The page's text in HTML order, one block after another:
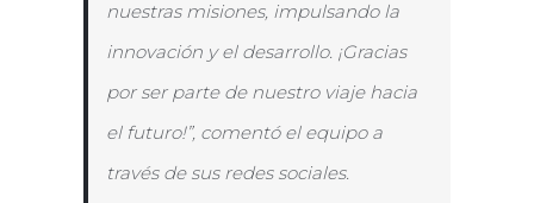
nuestras misiones, impulsando la
innovación y el desarrollo. ¡Gracias
por ser parte de nuestro viaje hacia
el futuro!”, comentó el equipo a
través de sus redes sociales.